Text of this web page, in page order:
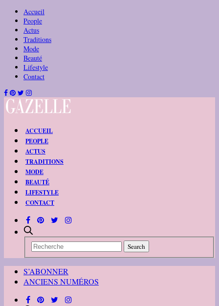
Accueil
People
Actus
Traditions
Mode
Beauté
Lifestyle
Contact
ACCUEIL
PEOPLE
ACTUS
TRADITIONS
MODE
BEAUTÉ
LIFESTYLE
CONTACT
S’ABONNER
ANCIENS NUMÉROS